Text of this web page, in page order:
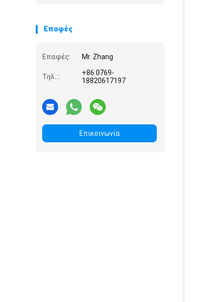
Επαφές
Επαφές: Mr. Zhang
Τηλ.::
+86 0769-
18820617197
Επικοινωνία